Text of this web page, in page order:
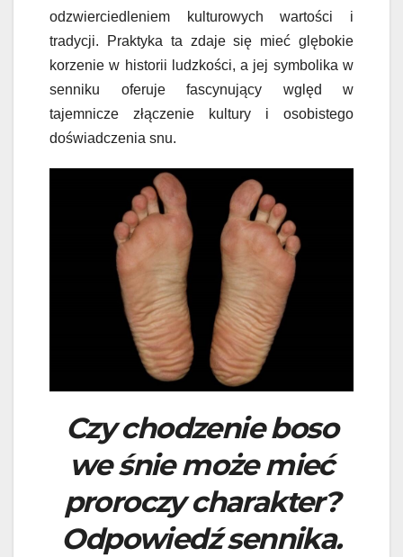
odzwierciedleniem kulturowych wartości i
tradycji. Praktyka ta zdaje się mieć glębokie
korzenie w historii ludzkości, a jej symbolika w
senniku oferuje fascynujący wględ w
tajemnicze złączenie kultury i osobistego
doświadczenia snu.
Czy chodzenie boso
we śnie może mieć
proroczy charakter?
Odpowiedź sennika.